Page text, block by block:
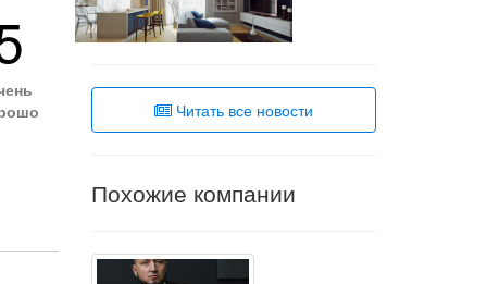
Читать все новости
Похожие компании